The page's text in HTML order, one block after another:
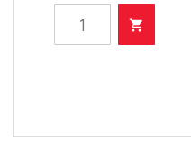
7004/1
Filter